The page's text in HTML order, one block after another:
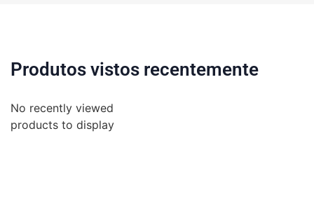
Produtos vistos recentemente
No recently viewed
products to display